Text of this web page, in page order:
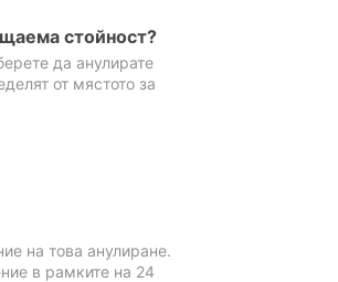
стойност?
да анулирате
от мястото за
на това анулиране.
в рамките на 24